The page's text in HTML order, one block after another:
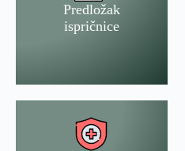
Predložak
ispričnice